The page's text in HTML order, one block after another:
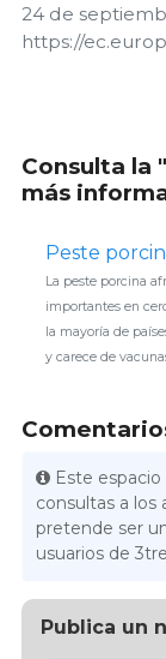
24 de
https://
Consulta la
más
Peste
La peste porcina
importantes en
la mayoría de
y carece de
Este
consultas a los
pretende ser
usuarios de
Publica un